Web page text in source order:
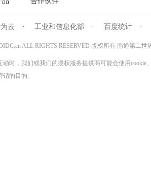
云 · 工业和信息化部 · 百度统计 ·
ALL RIGHTS RESERVED 版权所有 南通第二
动时，我们或我们的授权服务提供商可能会使用
的目的。